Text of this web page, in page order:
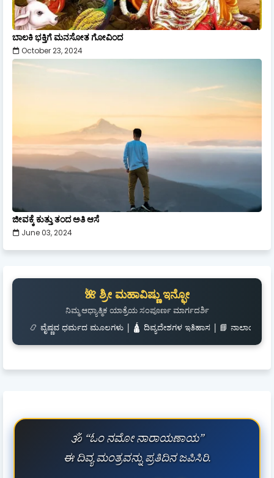
ಬಾಲಕಿ ಭಕ್ತಿಗೆ ಮನಸೋತ ಗೋವಿಂದ
October 23, 2024
ಜೀವಕ್ಕೆ ಕುತ್ತು ತಂದ ಅತಿ ಆಸೆ
June 03, 2024
🌺 ಶ್ರೀ ಮಹಾವಿಷ್ಣು ಇನ್ಫೋ
ನಿಮ್ಮ ಆಧ್ಯಾತ್ಮಿಕ ಯಾತ್ರೆಯ ಸಂಪೂರ್ಣ ಮಾರ್ಗದರ್ಶಿ
ಧರ್ಮದ ಮೂಲಗಳು | 🛕 ದಿವ್ಯದೇಶಗಳ ಇತಿಹಾಸ | 📘 ನಾಲಾಯಿರ ದಿವ್ಯಪ್ರಬಂಧ | 🎧
🕉️ “ಓಂ ನಮೋ ನಾರಾಯಣಾಯ”
ಈ ದಿವ್ಯ ಮಂತ್ರವನ್ನು ಪ್ರತಿದಿನ ಜಪಿಸಿರಿ.